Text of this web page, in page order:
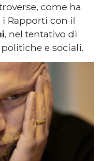
come ha
Rapporti con il
, nel tentativo di
e sociali.